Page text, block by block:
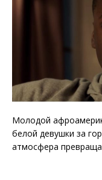
Молодой
белой девушки за
атмосфера